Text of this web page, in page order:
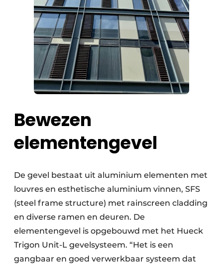
Bewezen
elementengevel
De gevel bestaat uit aluminium elementen met
louvres en esthetische aluminium vinnen, SFS
(steel frame structure) met rainscreen cladding
en diverse ramen en deuren. De
elementengevel is opgebouwd met het Hueck
Trigon Unit-L gevelsysteem. “Het is een
gangbaar en goed verwerkbaar systeem dat